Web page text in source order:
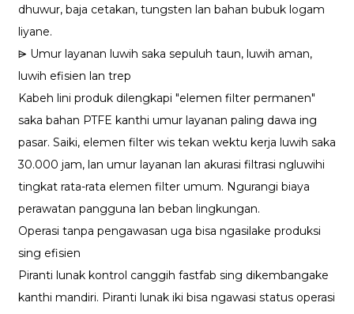
dhuwur, baja cetakan, tungsten lan bahan bubuk logam
liyane.
⩥ Umur layanan luwih saka sepuluh taun, luwih aman,
luwih efisien lan trep
Kabeh lini produk dilengkapi "elemen filter permanen"
saka bahan PTFE kanthi umur layanan paling dawa ing
pasar. Saiki, elemen filter wis tekan wektu kerja luwih saka
30.000 jam, lan umur layanan lan akurasi filtrasi ngluwihi
tingkat rata-rata elemen filter umum. Ngurangi biaya
perawatan pangguna lan beban lingkungan.
Operasi tanpa pengawasan uga bisa ngasilake produksi
sing efisien
Piranti lunak kontrol canggih fastfab sing dikembangake
kanthi mandiri. Piranti lunak iki bisa ngawasi status operasi